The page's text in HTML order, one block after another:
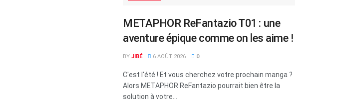
METAPHOR ReFantazio T01 : une
aventure épique comme on les aime !
BY JIBÉ 6 AOÛT 2026 0
C'est l'été ! Et vous cherchez votre prochain manga ?
Alors METAPHOR ReFantazio pourrait bien être la
solution à votre...